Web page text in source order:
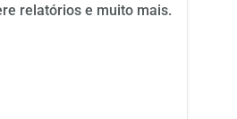
relatórios e muito mais.